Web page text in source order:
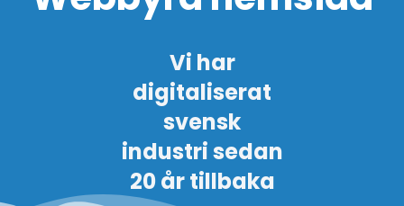
Vi har
digitaliserat
svensk
industri sedan
20 årtillbaka